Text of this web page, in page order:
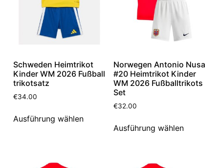
Schweden Heimtrikot
Kinder WM 2026 Fußball
trikotsatz
€34.00
Ausführung wählen
Norwegen Antonio Nusa
#20 Heimtrikot Kinder
WM 2026 Fußballtrikots
Set
€32.00
Ausführung wählen